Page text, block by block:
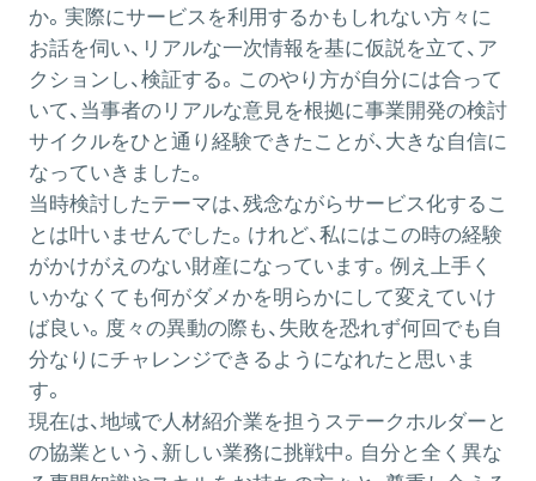
か。実際にサービスを利用するかもしれない方々に
お話を伺い、リアルな一次情報を基に仮説を立て、ア
クションし、検証する。このやり方が自分には合って
いて、当事者のリアルな意見を根拠に事業開発の検討
サイクルをひと通り経験できたことが、大きな自信に
なっていきました。
当時検討したテーマは、残念ながらサービス化するこ
とは叶いませんでした。けれど、私にはこの時の経験
がかけがえのない財産になっています。例え上手く
いかなくても何がダメかを明らかにして変えていけ
ば良い。度々の異動の際も、失敗を恐れず何回でも自
分なりにチャレンジできるようになれたと思いま
す。
現在は、地域で人材紹介業を担うステークホルダーと
の協業という、新しい業務に挑戦中。自分と全く異な